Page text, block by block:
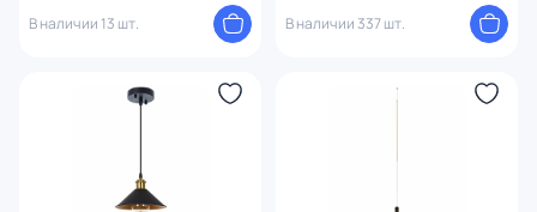
В наличии 13 шт.
В наличии 337 шт.